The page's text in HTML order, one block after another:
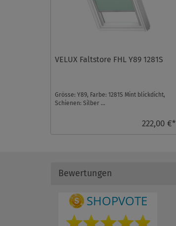
VELUX Faltstore FHL Y89 1281S
Grösse: Y89, Farbe: 1281S Mint blickdicht,
Schienen: Silber ...
222,00 €*
Bewertungen